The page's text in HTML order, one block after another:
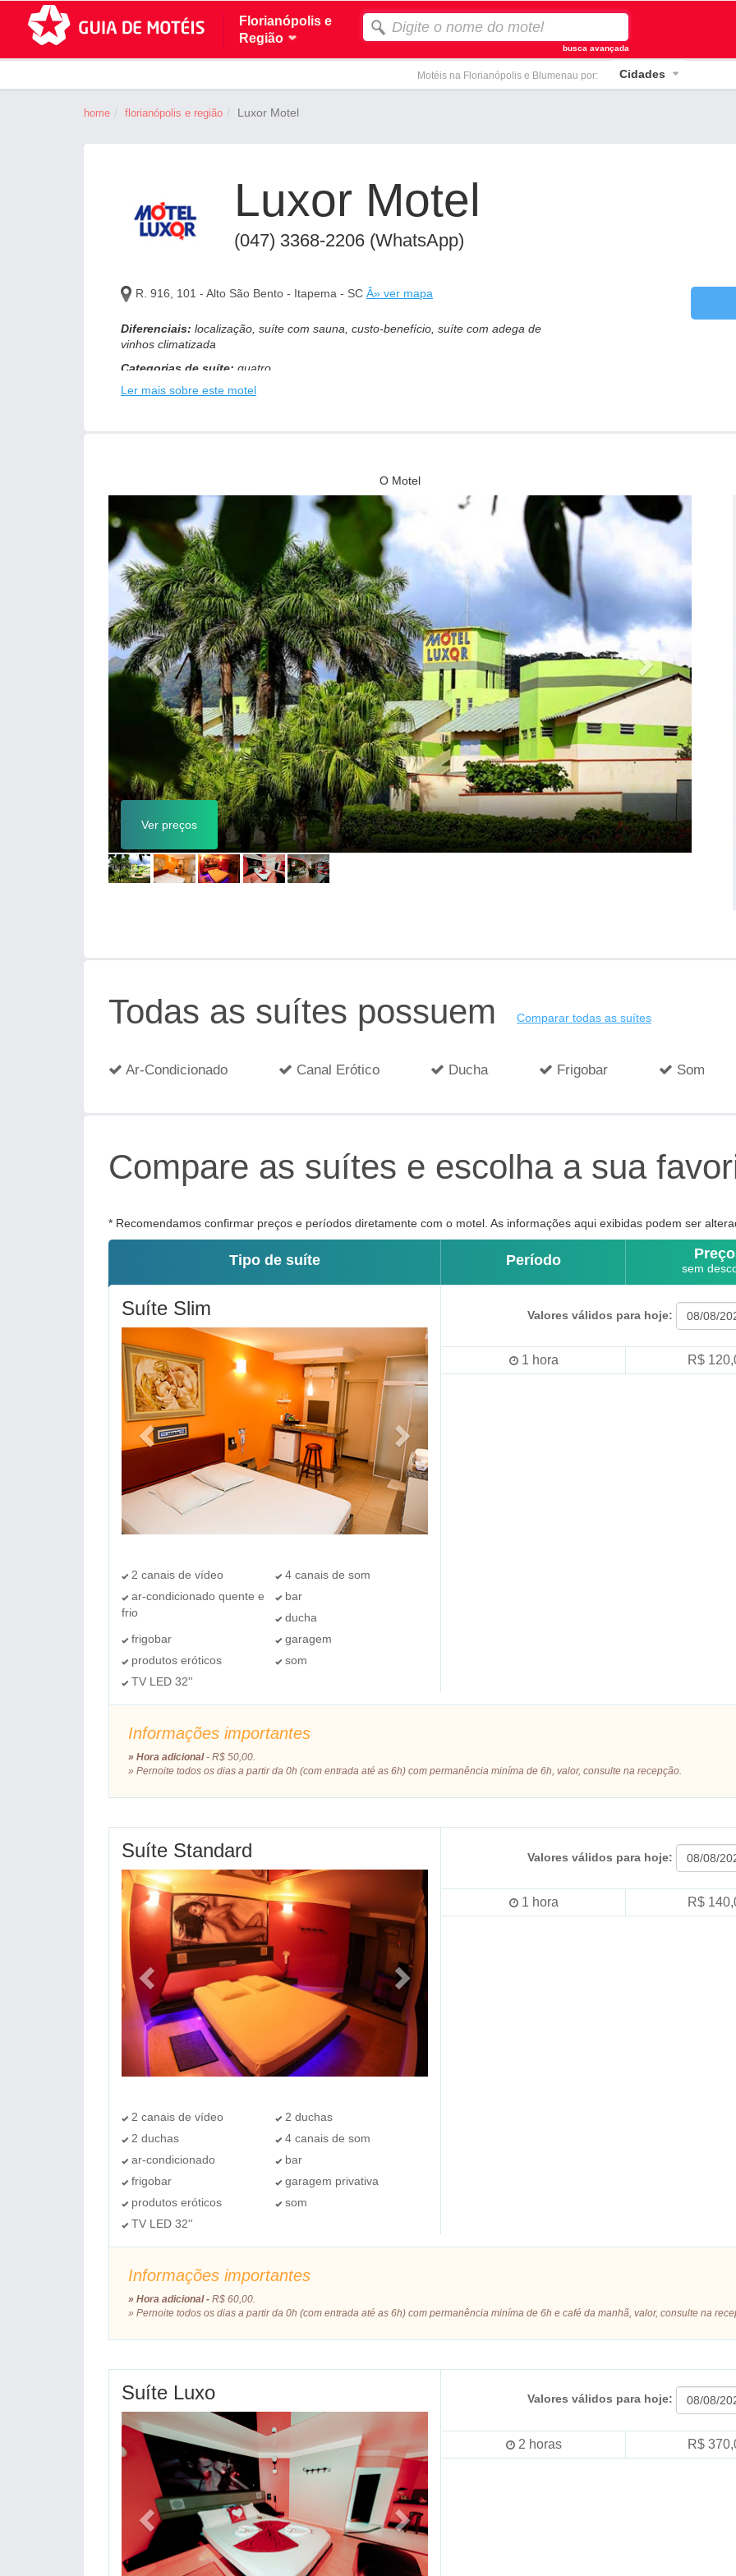
Florianópolis e
Região
busca avançada
Motéis na Florianópolis e Blumenau por: Cidades
home florianópolis e região Luxor Motel
Luxor Motel
(047) 3368-2206 (WhatsApp)
R. 916, 101 - Alto São Bento - Itapema - SC Â» ver mapa
Diferenciais: localização, suíte com sauna, custo-benefício, suíte com adega de
vinhos climatizada
Categorias de suíte: quatro
Equipadas com:ar-condicionado, ducha, frigobar, som e TV com canal erótico
E mais:a suíte Luxo que possui um design despojado e além dos itens básicos,
contêm pole dance e hidro
Não perca:um belo trabalho de paisagismo na entrada do motel
Ler mais sobre este motel
O Motel
Ver preços
Todas as suítes possuem Comparar todas as suítes
Ar-Condicionado Canal Erótico Ducha Frigobar Som
Compare as suítes e escolha a sua
* Recomendamos confirmar preços e períodos diretamente com o motel. As informações aqui exibidas podem ser
Tipo de suíte Período sem
Suíte Slim
2 canais de vídeo
4 canais de som
ar-condicionado quente e
frio
bar
ducha
frigobar
garagem
produtos eróticos
som
TV LED 32''
Valores válidos para hoje:
1 hora R$
Informações importantes
​» Hora adicional- R$ 50,00.
​» Pernoite todos os dias a partir da 0h (com entrada até as 6h) com permanência miníma de 6h, valor, consulte na recepção.
Suíte Standard
2 canais de vídeo
2 duchas
2 duchas
4 canais de som
ar-condicionado
bar
frigobar
garagem privativa
produtos eróticos
som
TV LED 32''
Valores válidos para hoje:
1 hora R$
Informações importantes
» Hora adicional - R$ 60,00.
​» Pernoite todos os dias a partir da 0h (com entrada até as 6h) com permanência miníma de 6h e café da manhã, valor, consulte na
Suíte Luxo Valores válidos para hoje:
2 horas R$